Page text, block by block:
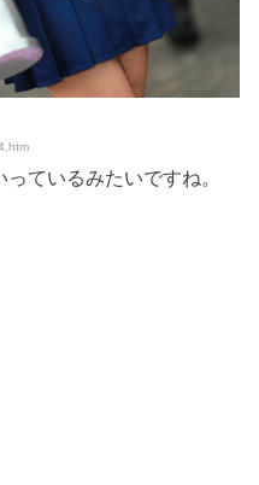
ているみたいですね。